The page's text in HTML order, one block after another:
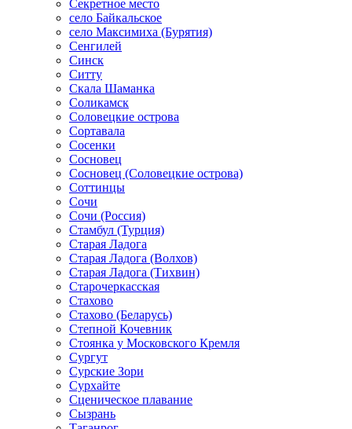
Секретное место
село Байкальское
село Максимиха (Бурятия)
Сенгилей
Синск
Ситту
Скала Шаманка
Соликамск
Соловецкие острова
Сортавала
Сосенки
Сосновец
Сосновец (Соловецкие острова)
Соттинцы
Сочи
Сочи (Россия)
Стамбул (Турция)
Старая Ладога
Старая Ладога (Волхов)
Старая Ладога (Тихвин)
Старочеркасская
Стахово
Стахово (Беларусь)
Степной Кочевник
Стоянка у Московского Кремля
Сургут
Сурские Зори
Сурхайте
Сценическое плавание
Сызрань